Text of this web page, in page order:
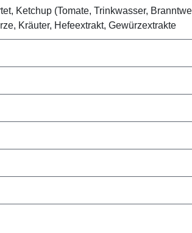
Ketchup (Tomate, Trinkwasser,
Kräuter, Hefeextrakt, Gewürzextrakte